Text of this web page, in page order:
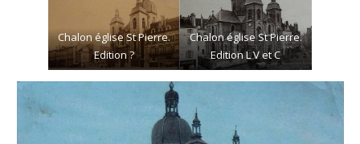
Chalon église St Pierre.
Edition ?
Chalon église St Pierre.
Edition L V et C